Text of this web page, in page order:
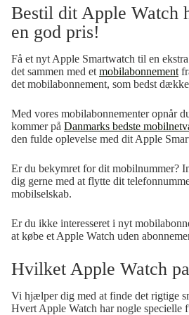
træningsintensitet.
Bestil dit Apple Watch
en god pris!
Få et nyt Apple Smartwatch til en
det sammen med et mobilabonnement
det mobilabonnement, som bedst
Med vores mobilabonnementer opnår
kommer på Danmarks bedste
den fulde oplevelse med dit Apple
Er du bekymret for dit mobilnummer?
dig gerne med at flytte dit
mobilselskab.
Er du ikke interesseret i nyt
at købe et Apple Watch uden
Hvilket Apple Watch
Vi hjælper dig med at finde det rigtige
Hvert Apple Watch har nogle specielle